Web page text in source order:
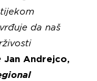
da naš
Jan Andrejco,